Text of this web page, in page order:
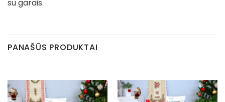
su garais.
PANAŠŪS PRODUKTAI